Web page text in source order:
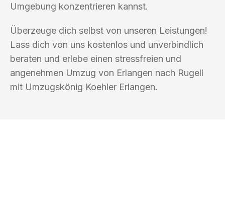
Umgebung konzentrieren kannst.
Überzeuge dich selbst von unseren Leistungen!
Lass dich von uns kostenlos und unverbindlich
beraten und erlebe einen stressfreien und
angenehmen Umzug von Erlangen nach Rugell
mit Umzugskönig Koehler Erlangen.